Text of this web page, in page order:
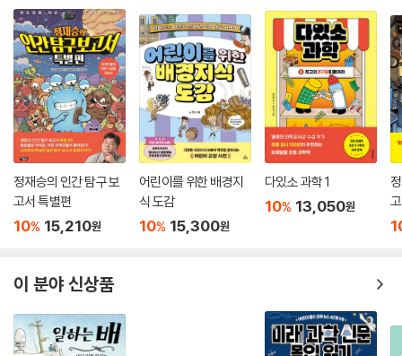
정재승의 인간 탐구 보
고서 특별편
10% 15,210원
어린이를 위한 배경지
식 도감
10% 15,300원
다있소 과학 1
10% 13,050원
이 분야 신상품